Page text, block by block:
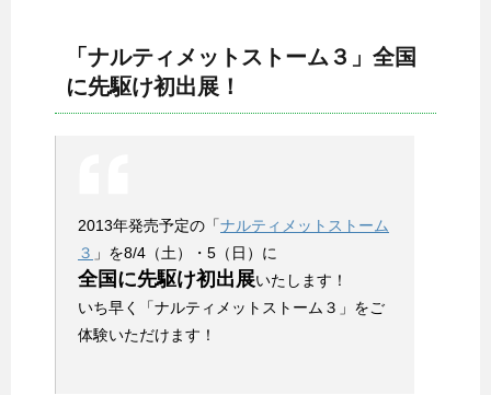
「ナルティメットストーム３」全国
に先駆け初出展！
2013年発売予定の「ナルティメットストーム
３ 」を8/4（土）・5（日）に
全国に先駆け初出展いたします！
いち早く「ナルティメットストーム３」をご
体験いただけます！